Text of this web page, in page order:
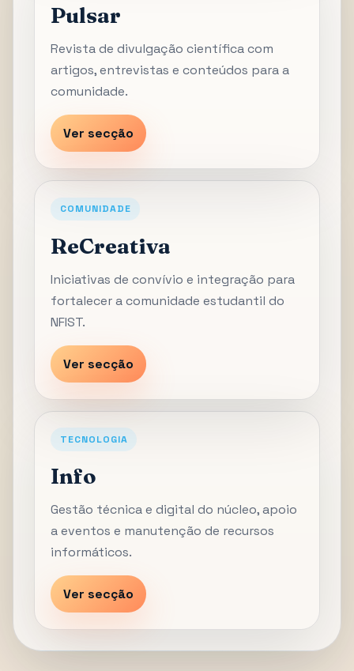
Pulsar
Revista de divulgação científica com
artigos, entrevistas e conteúdos para a
comunidade.
Ver secção
COMUNIDADE
ReCreativa
Iniciativas de convívio e integração para
fortalecer a comunidade estudantil do
NFIST.
Ver secção
TECNOLOGIA
Info
Gestão técnica e digital do núcleo, apoio
a eventos e manutenção de recursos
informáticos.
Ver secção